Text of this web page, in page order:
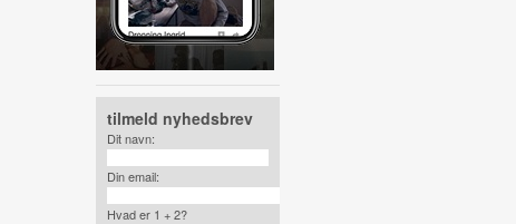
tilmeld nyhedsbrev
Dit navn:
Din email:
Hvad er 1 + 2?